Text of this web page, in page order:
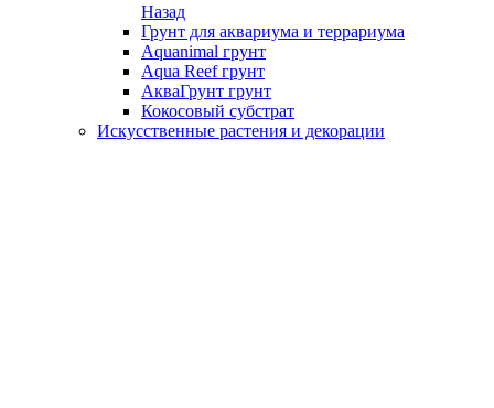
Назад
Грунт для аквариума и террариума
Aquanimal грунт
Aqua Reef грунт
АкваГрунт грунт
Кокосовый субстрат
Искусственные растения и декорации